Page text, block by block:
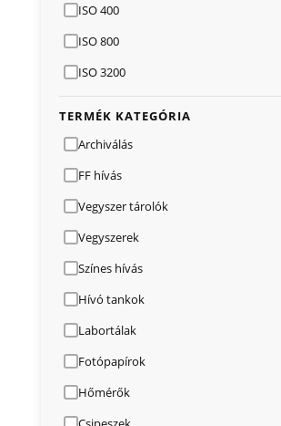
ISO 400
ISO 800
ISO 3200
TERMÉK KATEGÓRIA
Archiválás
FF hívás
Vegyszer tárolók
Vegyszerek
Színes hívás
Hívó tankok
Labortálak
Fotópapírok
Hőmérők